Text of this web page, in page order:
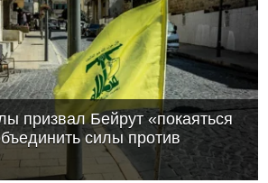
призвал Бейрут «покаяться
силы против